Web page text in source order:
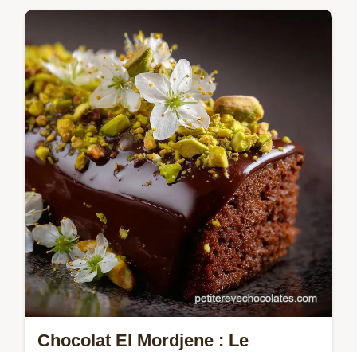
Réussissez votre Fondant au chocolat sans
gluten sans lactose à coup sûr. Ce gâteau
moelleux chocolat sans gluten sans lactose
délivre une richesse…
Chocolat El Mordjene : Le